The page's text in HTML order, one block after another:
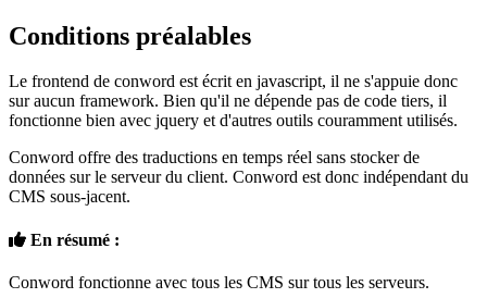
Conditions préalables
Le frontend de conword est écrit en javascript, il ne s'appuie donc
sur aucun framework. Bien qu'il ne dépende pas de code tiers, il
fonctionne bien avec jquery et d'autres outils couramment utilisés.
Conword offre des traductions en temps réel sans stocker de
données sur le serveur du client. Conword est donc indépendant du
CMS sous-jacent.
En résumé :
Conword fonctionne avec tous les CMS sur tous les serveurs.